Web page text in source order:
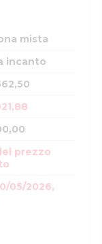
mista
incanto
prezzo
05/2026,